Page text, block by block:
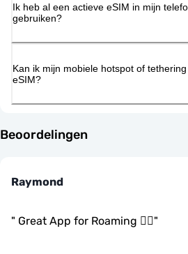
Ik heb al een actieve eSIM in mijn
gebruiken?
Kan ik mijn mobiele hotspot of
eSIM?
Beoordelingen
Raymond
" Great App for Roaming 👍🏾"